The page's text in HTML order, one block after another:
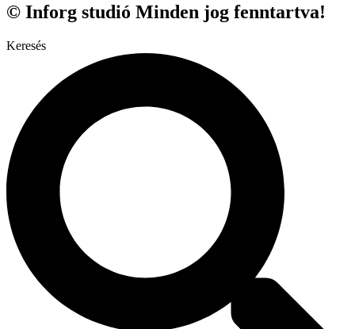
© Inforg studió Minden jog fenntartva!
Keresés